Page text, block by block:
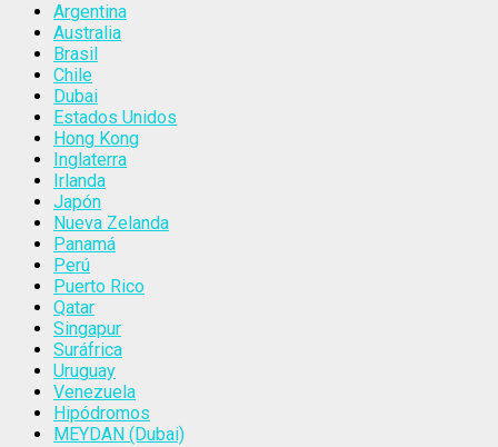
Argentina
Australia
Brasil
Chile
Dubai
Estados Unidos
Hong Kong
Inglaterra
Irlanda
Japón
Nueva Zelanda
Panamá
Perú
Puerto Rico
Qatar
Singapur
Suráfrica
Uruguay
Venezuela
Hipódromos
MEYDAN (Dubai)